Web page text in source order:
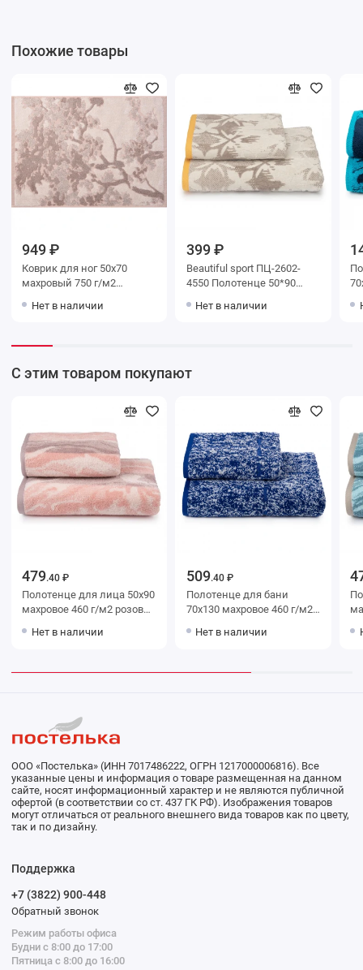
Похожие товары
949 ₽
Коврик для ног 50х70
махровый 750 г/м2
мануфактура Sogno
Нет в наличии
399 ₽
Beautiful sport ПЦ-2602-
4550 Полотенце 50*90
Нет в наличии
70х130
С этим товаром покупают
479.40 ₽
Полотенце для лица 50х90
махровое 460 г/м2 розовое
Agata di colore
Нет в наличии
509.40 ₽
Полотенце для бани
70х130 махровое 460 г/м2
мануфактура Jeans
Нет в наличии
ООО «Постелька» (ИНН 7017486222, ОГРН 1217000006816). Все
указанные цены и информация о товаре размещенная на данном
сайте, носят информационный характер и не являются публичной
офертой (в соответствии со ст. 437 ГК РФ). Изображения товаров
могут отличаться от реального внешнего вида товаров как по цвету,
так и по дизайну.
Поддержка
+7 (3822) 900-448
Обратный звонок
Режим работы офиса
Будни с 8:00 до 17:00
Пятница с 8:00 до 16:00